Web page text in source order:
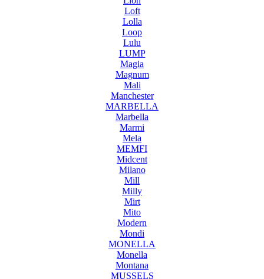
Loft
Lolla
Loop
Lulu
LUMP
Magia
Magnum
Mali
Manchester
MARBELLA
Marbella
Marmi
Mela
MEMFI
Midcent
Milano
Mill
Milly
Mirt
Mito
Modern
Mondi
MONELLA
Monella
Montana
MUSSELS